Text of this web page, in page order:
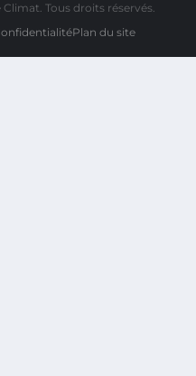
Tous droits réservés.
Plan du site